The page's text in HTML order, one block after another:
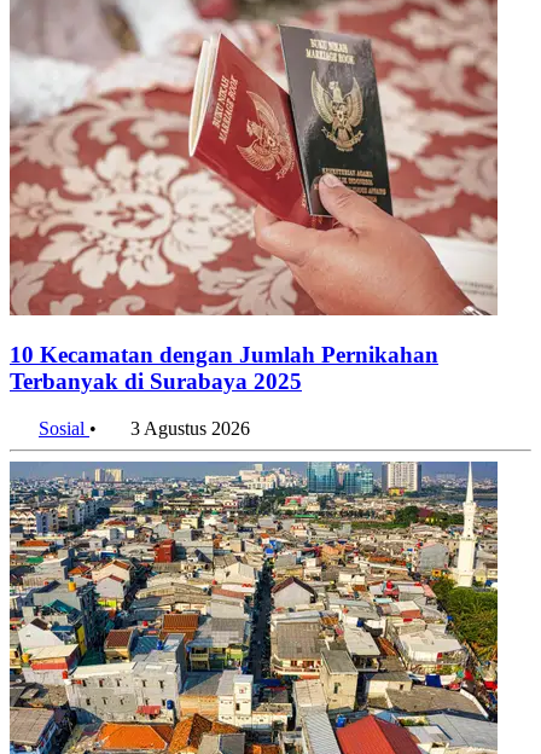
10 Kecamatan dengan Jumlah Pernikahan
Terbanyak di Surabaya 2025
Sosial • 3 Agustus 2026